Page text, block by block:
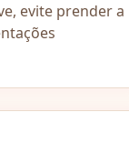
evite prender a